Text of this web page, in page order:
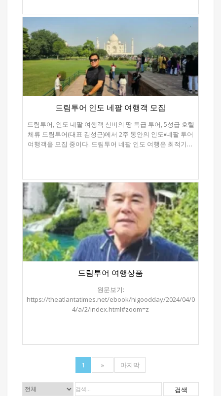
코스, 다른 여행’이란 캐치프라이즈로 VIP프로그램을
선보인다. 특히 차원이 다른 여행문화를 추구하는 한국일보
추천 프로그램이란 자부심을 갖고 있다. 다른 여행사와 비해
요금이 조금 더 비싸다. 그러나 현지에 발을 내딛는순간 VIP
임을 실감한다. 9월 1일과 27일 2회 실시한다. 12박 13일,
요금은 1인당 ＄3,299. ■문의 (714)576-7788,
www.dreamtourus.com 원문보기:
축소판이다. 케이프타운의 테이블 마운틴은 도시를 병풍처럼
둘러싸며, 대서양과 인도양이 만나는 희망봉은 세계의 끝이자
또 다른 시작을 알린다. 내륙의 크루거 국립공원에서는
사자의 포효가 울려 퍼지고, 인근의 와인 농장에서는
세계적인 포도주의 향기가 풍긴다. 도시와 자연, 원시와
문명이 이토록 완벽하게 공존하는 나라는 흔치 않다. ■
대륙이 주는 깨달음 사막에서 시작해 초원과 분화구, 폭포와
강을 지나 남쪽 바다에 이르는 이 길은 단순한 여행이 아니다.
그것은 지구가 품은 다양성과 위대함을 목격하는 순례이자,
인간이 자연 앞에서 얼마나 작은 존재인가를 일깨우는
흉내낼 수 없는 일정과 퀄리티다. 세계적인 5성급 호텔과
아프리카의 대통령들이 이용하는 로얄 리빙스턴호텔의 멋과,
호텔 정원에서 만나는 기린, 얼룩말, 가젤 원숭이 등은 원시의
국립공원을 방문해 사파리와 아프리카의 최고봉
킬리만자로를 바로 앞에서 볼 수 있는 호사를 누릴수 있다.
문의 (714)576-7788 드림투어 2025-09-05 (금) 12:00:00
원문보기
드림투어 인도 네팔 여행객 모집
드림투어, 인도 네팔 여행객 신비의 땅 특급 투어, 5성급 호텔
체류 드림투어(대표 김성근)에서 2주 동안의 인도▪네팔 투어
여행객을 모집 중이다. 드림투어 네팔 인도 여행은 최적기인
최고의 여행상품으로 꼽힌다. 김성근 대표가 직접 인솔하는
인도 네팔여행은 모든분들이 걱정하는 후진국들의 문제인
위생, 치안 등에 대해 우려 할 수 있다. 드림투어에서는 이런
모든 문제에 손님들이 불편할 일이 없도록 세계적으로 유명한
5성호텔들을 숙소로 이용하며 ,식사도 대부분 호텔에서 하고
차량도 인도에서 몇 대 없는 최신형 고급버스를 이용하기에
여행에는 아무런 문제가 없다. 김성근 대표는 “드림투어는
미국 내에서 가장 많은 인도와 네팔 여행을 주관하며, 이
지역에 대한 풍부한 경험을 가지고 있는 김성근 사장이
동행하여 여행의 깊이를 더 한다"고 설명했다. 미지의 세계,
중국 다음으로 두 번째, 국토면적은 우리 한반도의 15배이고,
대략 700개 이상의 언어를 사용하는 다민족으로 이루어진
나라다. 4대 종교(힌두교, 불교, 자이나교, 시크교)의
황금사원, 인도 최고의 보물 타지마할, 아잔타 석굴사원,
시키리 궁전 등을 탐방한다. 신과 산의 나라 네팔은 북쪽 중국,
티베트와의 국경에 히말라야 산맥이 가로놓여 있어
에베레스트(8848m), 안나푸르나(8091m) 등 8천미터급 고산
드림투어 여행상품
원문보기:
https://theatlantatimes.net/ebook/higoodday/2024/04/0
4/a/2/index.html#zoom=z
1 » 마지막
검색